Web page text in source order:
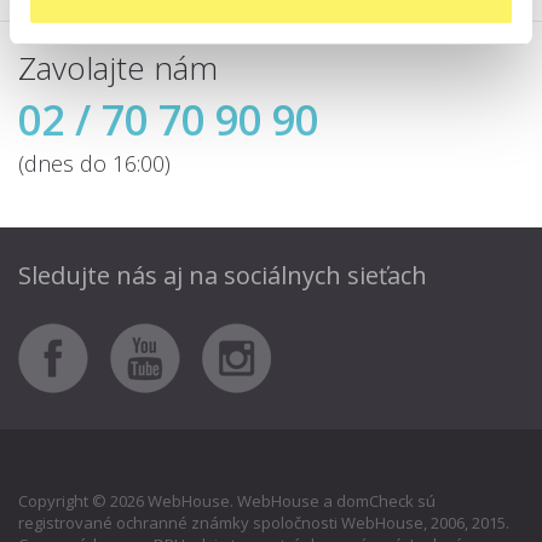
Zavolajte nám
02 / 70 70 90 90
(dnes do 16:00)
Sledujte nás aj na sociálnych sieťach
Copyright © 2026 WebHouse. WebHouse a domCheck sú
registrované ochranné známky spoločnosti WebHouse, 2006, 2015.